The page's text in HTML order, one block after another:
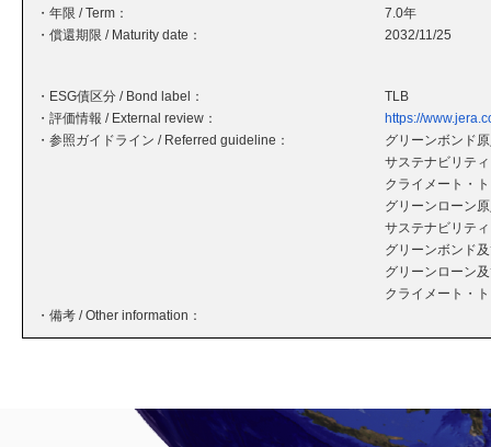
・年限 / Term：
7.0年
・償還期限 / Maturity date：
2032/11/25
・ESG債区分 / Bond label：
TLB
・評価情報 / External review：
https://
・参照ガイドライン / Referred guideline：
グリーンボンド
サステナビリテ
クライメート・
グリーンローン
サステナビリテ
グリーンボンド
グリーンローン
クライメート・
・備考 / Other information：